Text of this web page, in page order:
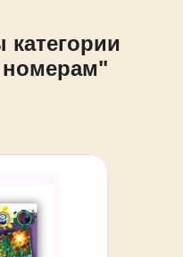
категории